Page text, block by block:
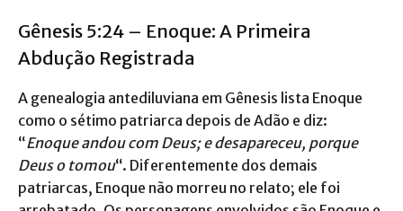
Gênesis 5:24 – Enoque: A Primeira
Abdução Registrada
A genealogia antediluviana em Gênesis lista Enoque
como o sétimo patriarca depois de Adão e diz:
“Enoque andou com Deus; e desapareceu, porque
Deus o tomou“. Diferentemente dos demais
patriarcas, Enoque não morreu no relato; ele foi